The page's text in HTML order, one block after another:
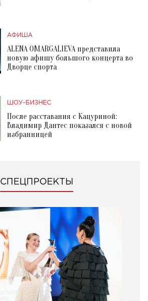
АФИША
ALENA OMARGALIEVA представила
новую афишу большого концерта во
Дворце спорта
ШОУ-БИЗНЕС
После расставания с Кацуриной:
Владимир Дантес показался с новой
избранницей
СПЕЦПРОЕКТЫ